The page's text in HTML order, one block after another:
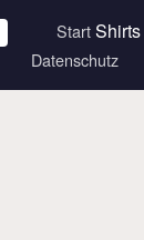
StartShirts
Datenschutz